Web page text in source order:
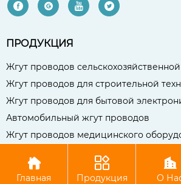
   
ПРОДУКЦИЯ
Жгут проводов
Жгут проводов для строительной
Жгут проводов для бытовой
Автомобильный жгут проводов
Жгут проводов медицинского
Авторское право©Чаншу Бо Сянь Компания
технологий, ООО

Главная

Продукция

О